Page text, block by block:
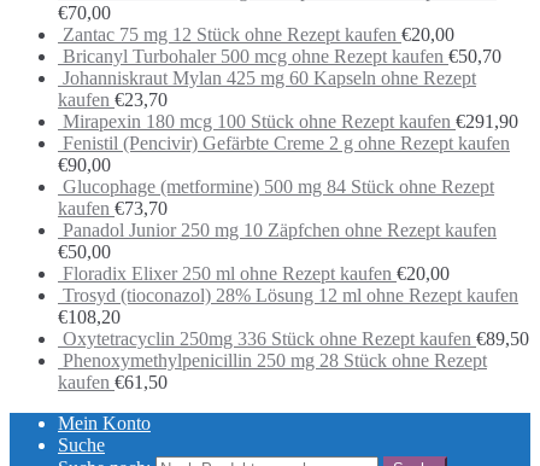
€70,00
Zantac 75 mg 12 Stück ohne Rezept kaufen €20,00
Bricanyl Turbohaler 500 mcg ohne Rezept kaufen €50,70
Johanniskraut Mylan 425 mg 60 Kapseln ohne Rezept
kaufen €23,70
Mirapexin 180 mcg 100 Stück ohne Rezept kaufen €291,90
Fenistil (Pencivir) Gefärbte Creme 2 g ohne Rezept kaufen
€90,00
Glucophage (metformine) 500 mg 84 Stück ohne Rezept
kaufen €73,70
Panadol Junior 250 mg 10 Zäpfchen ohne Rezept kaufen
€50,00
Floradix Elixer 250 ml ohne Rezept kaufen €20,00
Trosyd (tioconazol) 28% Lösung 12 ml ohne Rezept kaufen
€108,20
Oxytetracyclin 250mg 336 Stück ohne Rezept kaufen €89,50
Phenoxymethylpenicillin 250 mg 28 Stück ohne Rezept
kaufen €61,50
Mein Konto
Suche